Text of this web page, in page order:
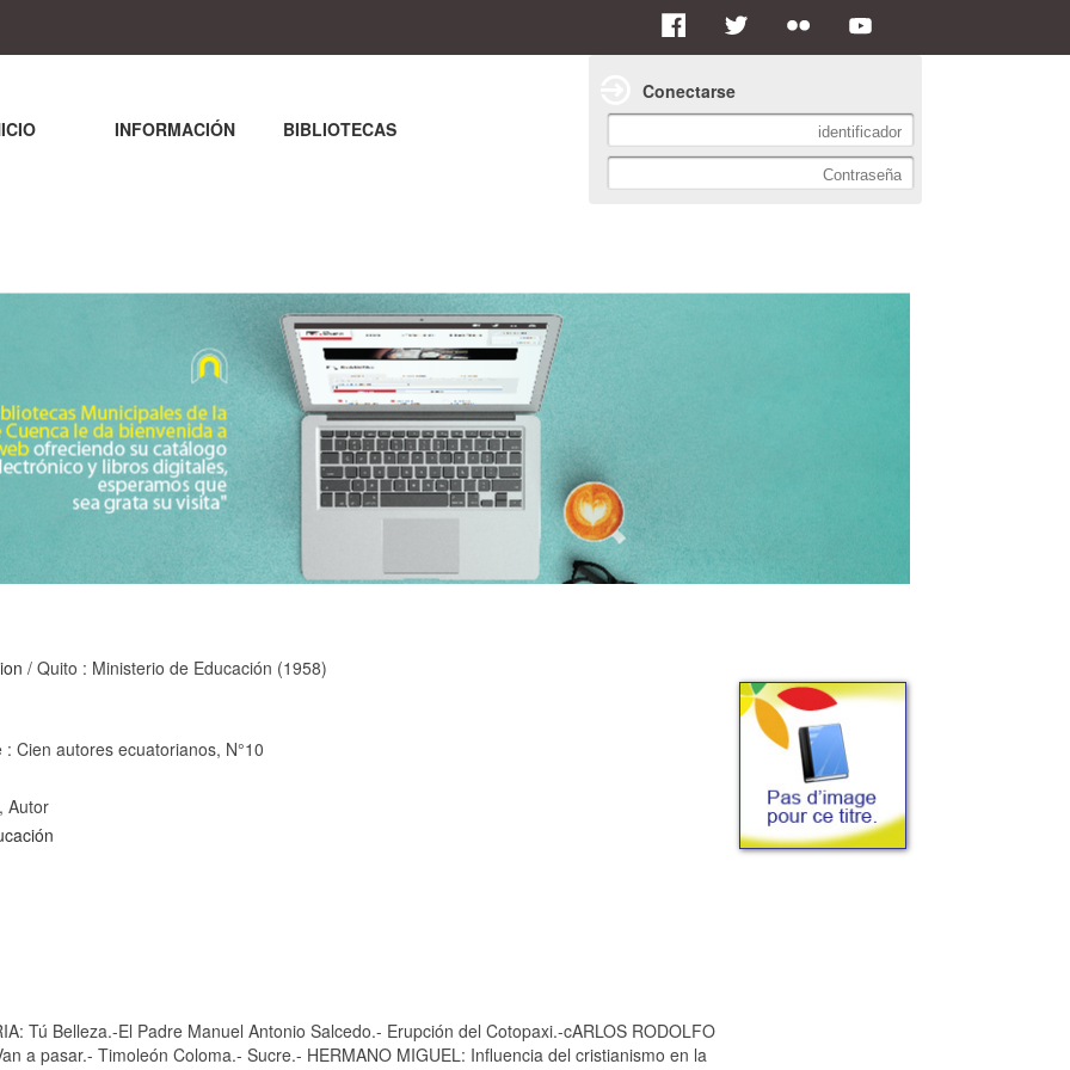
/ Quito : Ministerio de Educación (1958)
Cien autores ecuatorianos, N°10
, Autor
Tú Belleza.-El Padre Manuel Antonio Salcedo.- Erupción del Cotopaxi.-cARLOS RODOLFO
a pasar.- Timoleón Coloma.- Sucre.- HERMANO MIGUEL: Influencia del cristianismo en la
INFORMACIÓN BIBLIOTECAS
Conectarse